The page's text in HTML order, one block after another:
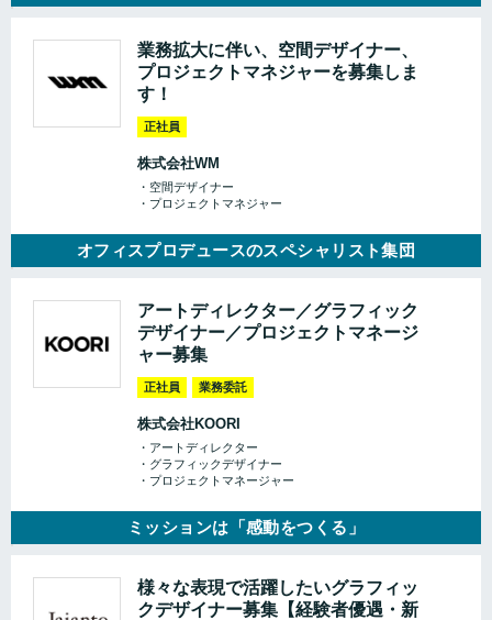
業務拡大に伴い、空間デザイナー、
プロジェクトマネジャーを募集しま
す！
正社員
株式会社WM
・空間デザイナー
・プロジェクトマネジャー
オフィスプロデュースのスペシャリスト集団
アートディレクター／グラフィック
デザイナー／プロジェクトマネージ
ャー募集
正社員 業務委託
株式会社KOORI
・アートディレクター
・グラフィックデザイナー
・プロジェクトマネージャー
ミッションは「感動をつくる」
様々な表現で活躍したいグラフィッ
クデザイナー募集【経験者優遇・新